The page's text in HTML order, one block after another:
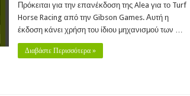
Πρόκειται για την επανέκδοση της Alea για το Turf
Horse Racing από την Gibson Games. Αυτή η
έκδοση κάνει χρήση του ίδιου μηχανισμού των …
Διαβάστε Περισσότερα »